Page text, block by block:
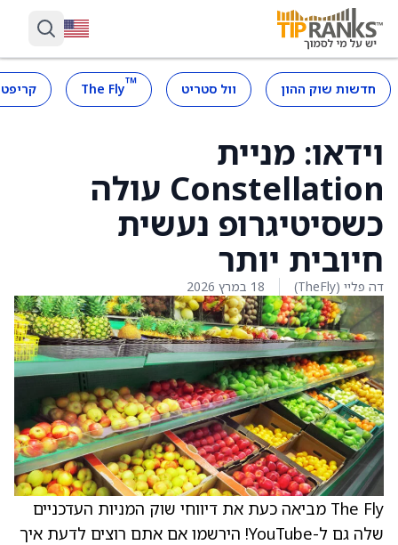
חדשות שוק ההון וול סטריט ™
The Fly
וידאו: מניית
Constellation עולה
כשסיטיגרופ נעשית
חיובית יותר
דה פליי (TheFly) 18 במרץ 2026
The Fly מביאה כעת את דיווחי שוק המניות העדכניים
שלה גם ל-YouTube! הירשמו אם אתם רוצים לדעת איך